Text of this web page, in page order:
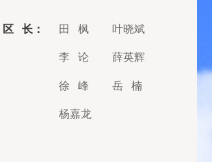
长： 田 枫 叶晓斌
李 论 薛英辉
徐 峰 岳 楠
杨嘉龙